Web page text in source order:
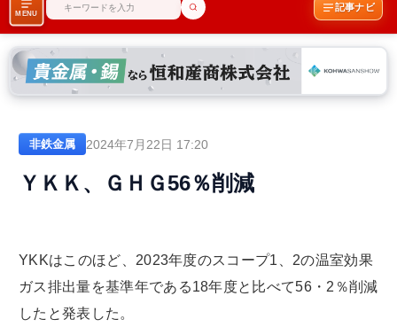
MENU
記事ナビ
非鉄金属 2024年7月22日 17:20
ＹＫＫ、ＧＨＧ56％削減
YKKはこのほど、2023年度のスコープ1、2の温室効果
ガス排出量を基準年である18年度と比べて56・2％削減
したと発表した。